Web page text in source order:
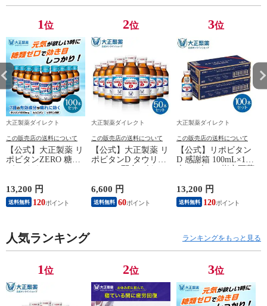
1位
大正製薬ダイレクト
この販売店の送料について
【公式】大正製薬 リ
ポビタンZERO 糖類
ゼロ タウリン
100mL 100本 栄養ド
リンク 栄養剤 リポ
ビタン 低カロリー
13,200 円
送料無料 120
2位
大正製薬ダイレクト
この販売店の送料について
【公式】大正製薬 リ
ポビタンD タウリン
1000mg 配合 ビタミ
ン 100ml 50本 指定医
薬部外品 栄養ドリン
ク 栄養剤 リポビタ
6,600 円
送料無料 60
3位
大正製薬ダイレクト
この販売店の送料について
【公式】リポビタン
D 感謝箱 100mL×100
本 (50本×2) 指定医薬
養ドリンク 栄養剤
ありがとう リポビタ
ン
13,200 円
送料無料 120
人気ランキング ランキングをもっと見る
1位 2位 3位